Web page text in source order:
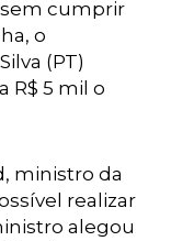
cumprir
o
(PT)
R$ 5 mil o
ministro da
realizar
alegou